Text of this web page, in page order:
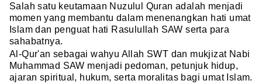
Salah satu keutamaan Nuzulul Quran adalah menjadi
momen yang membantu dalam menenangkan hati umat
Islam dan penguat hati Rasulullah SAW serta para
sahabatnya.
Al-Qur'an sebagai wahyu Allah SWT dan mukjizat Nabi
Muhammad SAW menjadi pedoman, petunjuk hidup,
ajaran spiritual, hukum, serta moralitas bagi umat Islam.